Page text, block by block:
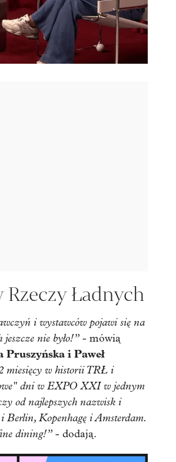
Rzeczy Ładnych
i wystawców pojawi się na
nie było!” - mówią
i Paweł
miesięcy w historii TRŁ i
dni w EXPO XXI w jednym
od najlepszych nazwisk i
Berlin, Kopenhagę i Amsterdam.
dining!” - dodają.